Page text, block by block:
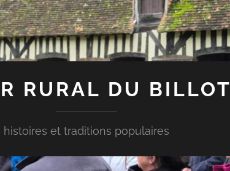
RURAL DU BILLOT
histoires et traditions populaires